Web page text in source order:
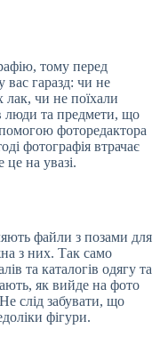
тому перед
вас гаразд: чи не
лак, чи не поїхали
люди та предмети, що
фоторедактора
фотографія втрачає
це на увазі.
файли з позами для
з них. Так само
та каталогів одягу та
як вийде на фото
слід забувати, що
фігури.